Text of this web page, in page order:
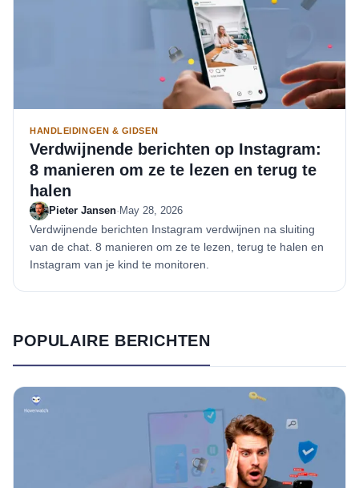
HANDLEIDINGEN & GIDSEN
Verdwijnende berichten op Instagram:
8 manieren om ze te lezen en terug te
halen
Pieter Jansen· May 28, 2026
Verdwijnende berichten Instagram verdwijnen na sluiting
van de chat. 8 manieren om ze te lezen, terug te halen en
Instagram van je kind te monitoren.
POPULAIRE BERICHTEN